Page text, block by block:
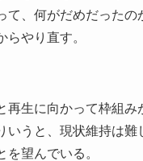
、何がだめだった
やり直す。
生に向かって枠組み
うと、現状維持は
望んでいる。